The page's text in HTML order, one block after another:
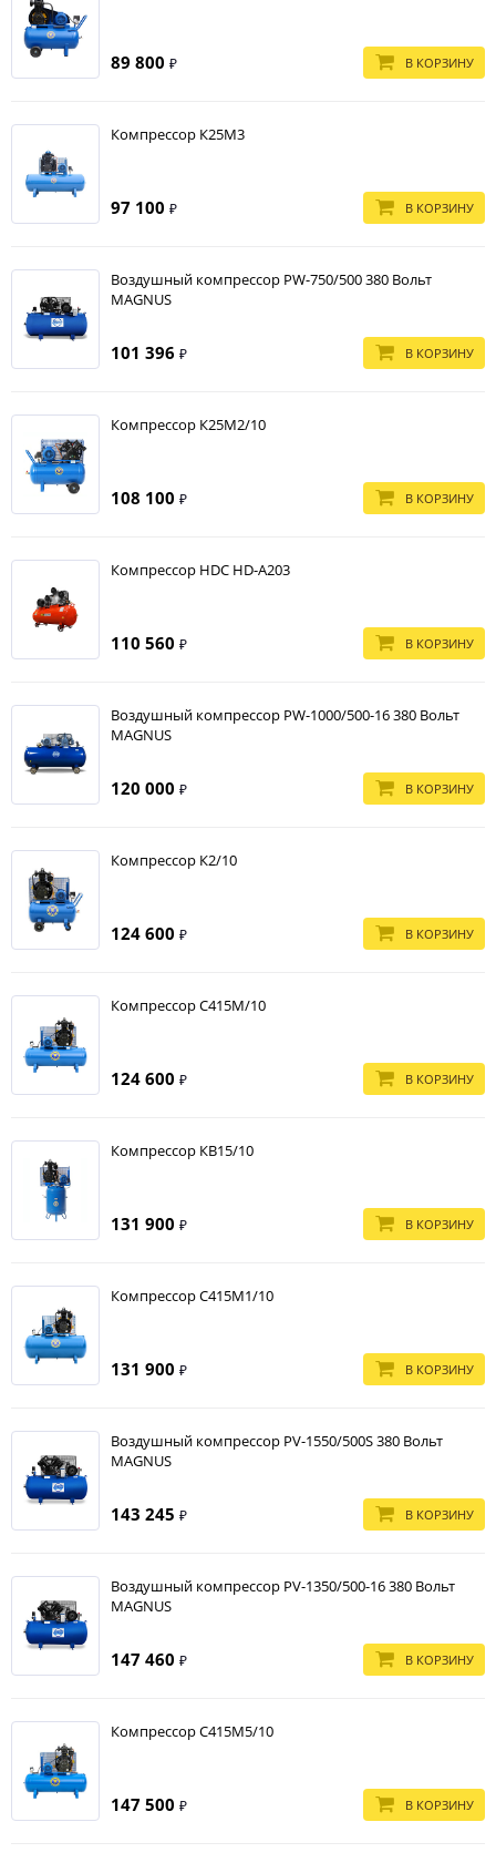
89 800 ₽ В КОРЗИНУ
Компрессор К25М3
97 100 ₽ В КОРЗИНУ
Воздушный компрессор PW-750/500 380 Вольт
MAGNUS
101 396 ₽ В КОРЗИНУ
Компрессор К25М2/10
108 100 ₽ В КОРЗИНУ
Компрессор HDC HD-A203
110 560 ₽ В КОРЗИНУ
Воздушный компрессор PW-1000/500-16 380 Вольт
MAGNUS
120 000 ₽ В КОРЗИНУ
Компрессор К2/10
124 600 ₽ В КОРЗИНУ
Компрессор С415М/10
124 600 ₽ В КОРЗИНУ
Компрессор КВ15/10
131 900 ₽ В КОРЗИНУ
Компрессор С415М1/10
131 900 ₽ В КОРЗИНУ
Воздушный компрессор PV-1550/500S 380 Вольт
MAGNUS
143 245 ₽ В КОРЗИНУ
Воздушный компрессор PV-1350/500-16 380 Вольт
MAGNUS
147 460 ₽ В КОРЗИНУ
Компрессор С415М5/10
147 500 ₽ В КОРЗИНУ